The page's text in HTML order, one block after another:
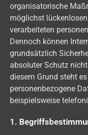
organisatorische
möglichst
verarbeiteten
Dennoch können
grundsätzlich
absoluter Schutz
diesem Grund steht
personenbezogene
beispielsweise
1.